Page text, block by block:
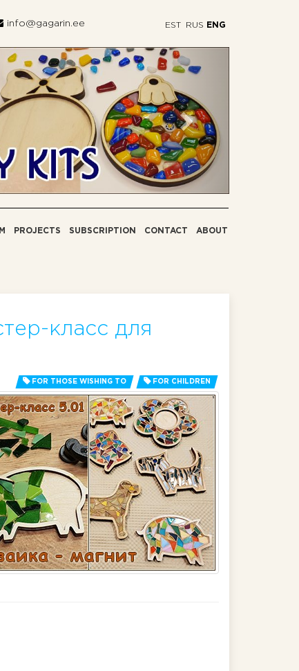
info@gagarin.ee ENG
RUS
EST
Next
PROJECTS SUBSCRIPTION CONTACT ABOUT
класс для
FOR THOSE WISHING TO FOR CHILDREN